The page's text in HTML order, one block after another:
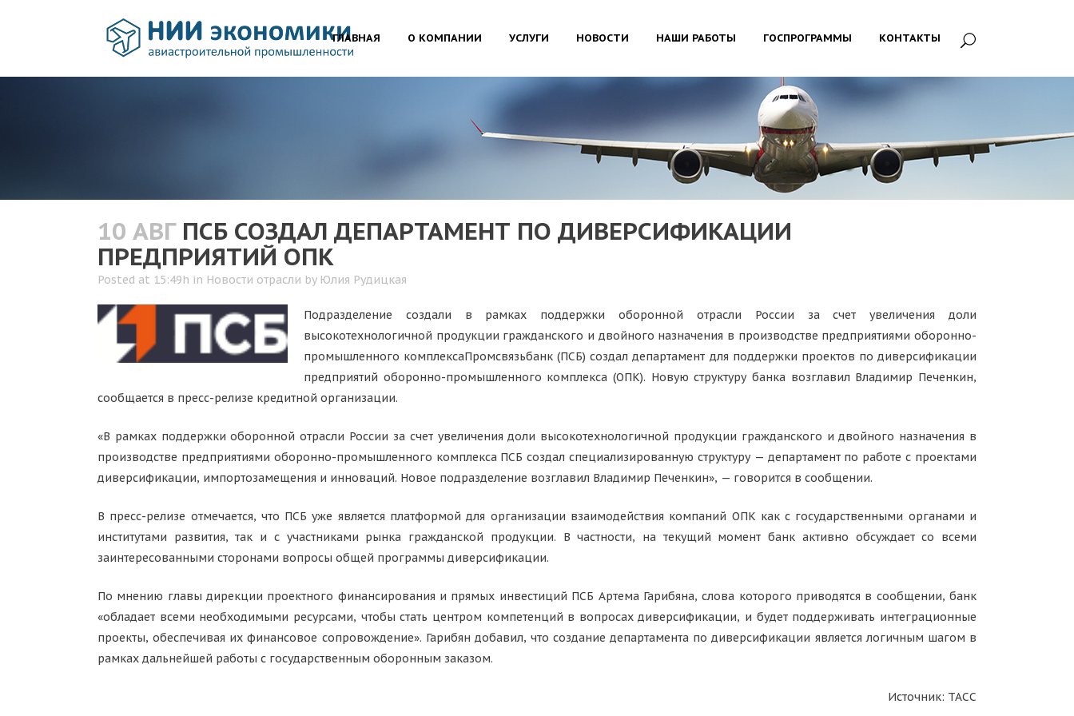
ГЛАВНАЯ О КОМПАНИИ УСЛУГИ НОВОСТИ НАШИ РАБОТЫ ГОСПРОГРАММЫ КОНТАКТЫ
10 АВГПСБ СОЗДАЛ ДЕПАРТАМЕНТ ПО ДИВЕРСИФИКАЦИИ
ПРЕДПРИЯТИЙ ОПК
Posted at 15:49h in Новости отрасли by Юлия Рудицкая
Подразделение создали в рамках поддержки оборонной отрасли России за счет увеличения доли
высокотехнологичной продукции гражданского и двойного назначения в производстве предприятиями оборонно-
промышленного комплексаПромсвязьбанк (ПСБ) создал департамент для поддержки проектов по диверсификации
предприятий оборонно-промышленного комплекса (ОПК). Новую структуру банка возглавил Владимир Печенкин,
сообщается в пресс-релизе кредитной организации.
«В рамках поддержки оборонной отрасли России за счет увеличения доли высокотехнологичной продукции гражданского и двойного назначения в
производстве предприятиями оборонно-промышленного комплекса ПСБ создал специализированную структуру — департамент по работе с проектами
диверсификации, импортозамещения и инноваций. Новое подразделение возглавил Владимир Печенкин», — говорится в сообщении.
В пресс-релизе отмечается, что ПСБ уже является платформой для организации взаимодействия компаний ОПК как с государственными органами и
институтами развития, так и с участниками рынка гражданской продукции. В частности, на текущий момент банк активно обсуждает со всеми
заинтересованными сторонами вопросы общей программы диверсификации.
По мнению главы дирекции проектного финансирования и прямых инвестиций ПСБ Артема Гарибяна, слова которого приводятся в сообщении, банк
«обладает всеми необходимыми ресурсами, чтобы стать центром компетенций в вопросах диверсификации, и будет поддерживать интеграционные
проекты, обеспечивая их финансовое сопровождение». Гарибян добавил, что создание департамента по диверсификации является логичным шагом в
рамках дальнейшей работы с государственным оборонным заказом.
Источник: ТАСС